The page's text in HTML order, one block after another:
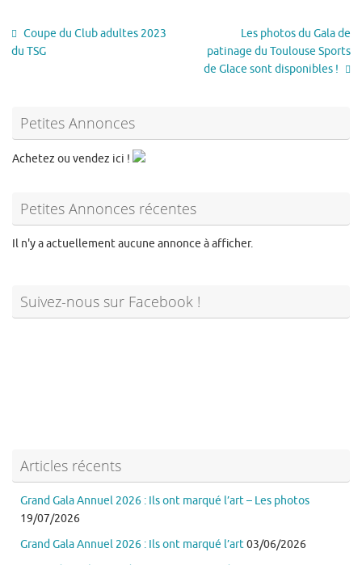
Coupe du Club adultes 2023
du TSG
Les photos du Gala de
patinage du Toulouse Sports
de Glace sont disponibles !
Petites Annonces
Achetez ou vendez ici !
Petites Annonces récentes
Il n'y a actuellement aucune annonce à afficher.
Suivez-nous sur Facebook !
Articles récents
Grand Gala Annuel 2026 : Ils ont marqué l’art – Les photos
19/07/2026
Grand Gala Annuel 2026 : Ils ont marqué l’art03/06/2026